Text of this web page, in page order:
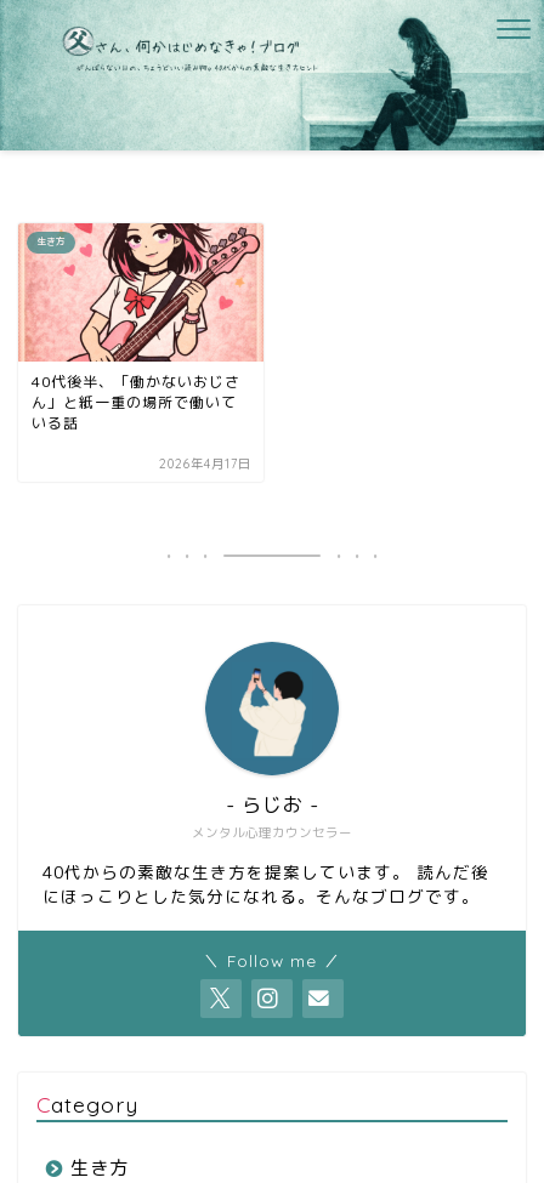
生き方
40代後半、「働かないおじさ
ん」と紙一重の場所で働いて
いる話
2026年4月17日
メンタル心理カウンセラー
- らじお -
40代からの素敵な生き方を提案しています。 読んだ後
にほっこりとした気分になれる。そんなブログです。
＼ Follow me ／
Category
生き方